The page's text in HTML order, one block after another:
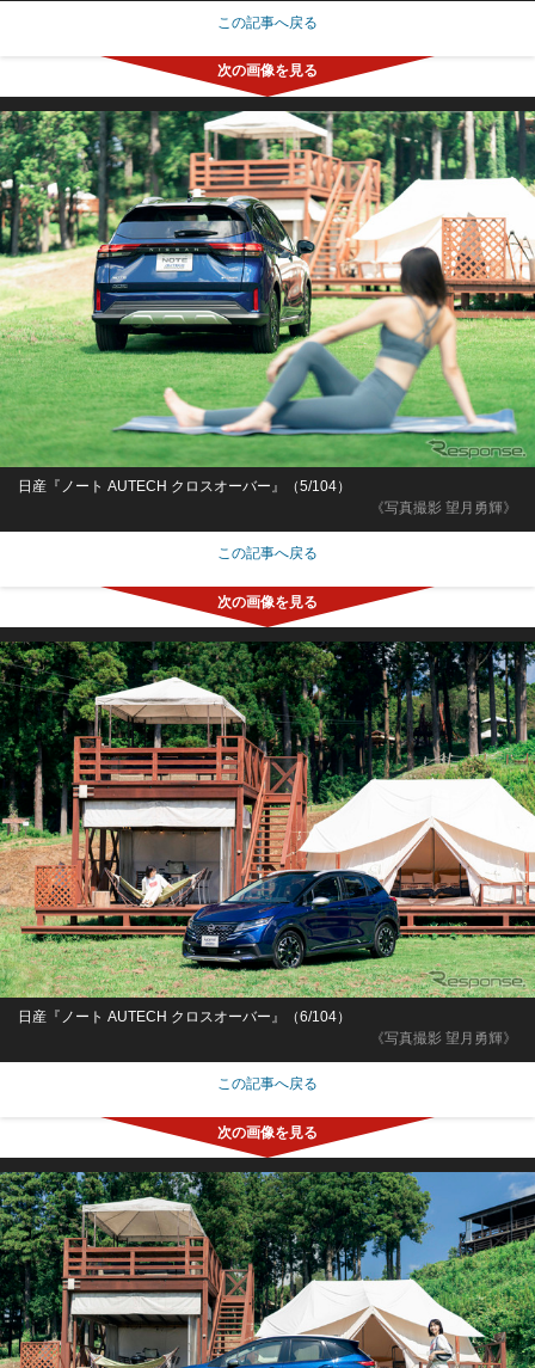
この記事へ戻る
《写真撮影 望月勇輝》
日産『ノート AUTECH クロスオーバー』（5/104）
この記事へ戻る
《写真撮影 望月勇輝》
日産『ノート AUTECH クロスオーバー』（6/104）
この記事へ戻る